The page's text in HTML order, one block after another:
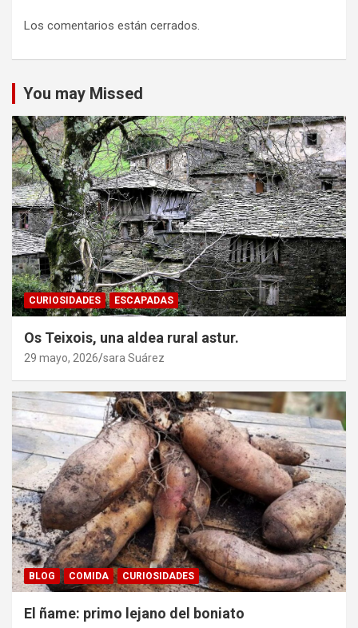
Los comentarios están cerrados.
You may Missed
CURIOSIDADES ESCAPADAS
Os Teixois, una aldea rural astur.
29 mayo, 2026 sara Suárez
BLOG COMIDA CURIOSIDADES
El ñame: primo lejano del boniato